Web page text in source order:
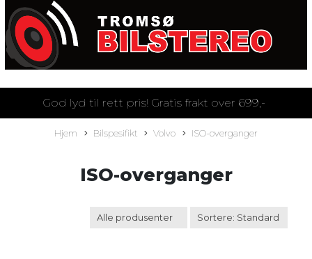
God lyd til rett pris! Gratis frakt over 699,-
Hjem Bilspesifikt Volvo ISO-overganger
ISO-overganger